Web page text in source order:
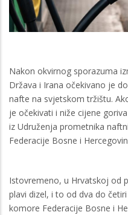
Nakon okvirnog sporazuma
Država i Irana očekivano je
nafte na svjetskom tržištu.
je očekivati i niže cijene
iz Udruženja prometnika
Federacije Bosne i
Istovremeno, u Hrvatskoj od
plavi dizel, i to od dva do
komore Federacije Bosne i